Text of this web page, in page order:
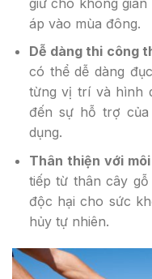
áp vào mùa đông.
Dễ dàng thi công
có thể dễ dàng
từng vị trí và hình
đến sự hỗ trợ
dụng.
Thân thiện với
tiếp từ thân cây
độc hại cho sức
hủy tự nhiên.